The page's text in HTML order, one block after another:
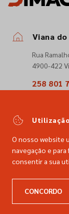
Viana
Rua
4900-422
258 801
Catálogo
O nosso website
navegação e
consentir a sua
CONCORDO